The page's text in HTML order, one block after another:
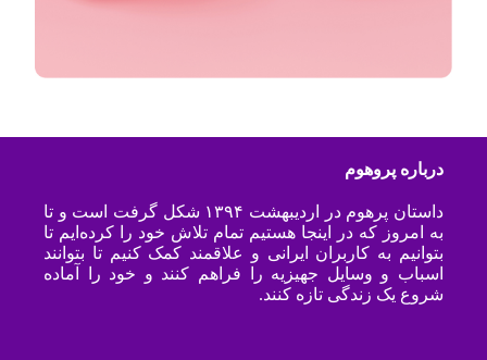
درباره پروهوم
داستان پرهوم در اردیبهشت ۱۳۹۴ شکل گرفت است و تا
به امروز که در اینجا هستیم تمام تلاش خود را کرده‌ایم تا
بتوانیم به کاربران ایرانی و علاقمند کمک کنیم تا بتوانند
اسباب و وسایل جهیزیه را فراهم کنند و خود را آماده
شروع یک زندگی تازه کنند.